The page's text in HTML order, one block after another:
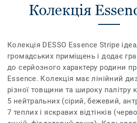
Колекція
Колекція DESSO Essence Stripe
громадських приміщень і додає
до серйозного характеру родини
Essence. Колекція має лінійний
різної товщини та широку палітру
5 нейтральних (сірий, бежевий,
7 теплих і яскравих відтінків